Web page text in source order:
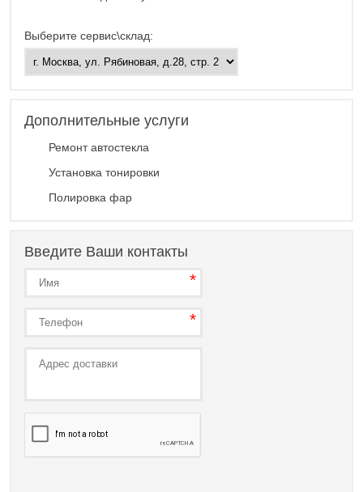
Выберите сервис\склад:
Дополнительные услуги
Ремонт автостекла
Установка тонировки
Полировка фар
Введите Ваши контакты